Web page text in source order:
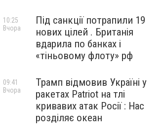
Під санкції потрапили 19
нових цілей . Британія
вдарила по банках і
«тіньовому флоту» рф
10:25
Вчора
Трамп відмовив Україні у
ракетах Patriot на тлі
кривавих атак Росії : Нас
розділяє океан
09:41
Вчора